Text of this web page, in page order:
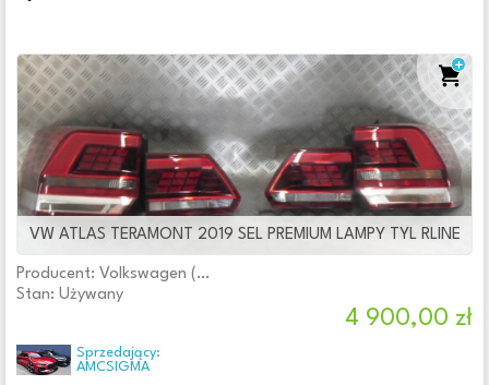
VW ATLAS TERAMONT 2019 SEL PREMIUM LAMPY TYL RLINE
Producent: Volkswagen (oryginalne OE)
Stan: Używany
4 900,00 zł
Sprzedający:
AMCSIGMA